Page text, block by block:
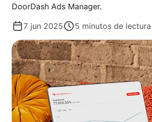
DoorDash Ads Manager.
7 jun 2025
5 minutos de lectura